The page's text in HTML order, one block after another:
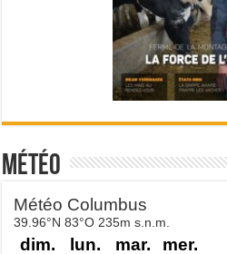
Météo